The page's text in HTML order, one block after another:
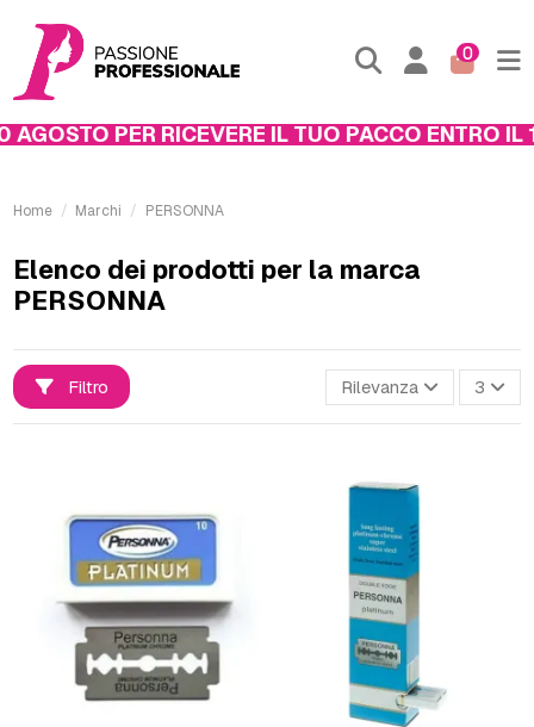
0
PER RICEVERE IL TUO PACCO ENTRO IL
Home Marchi PERSONNA
Elenco dei prodotti per la marca
PERSONNA
Filtro Rilevanza 3